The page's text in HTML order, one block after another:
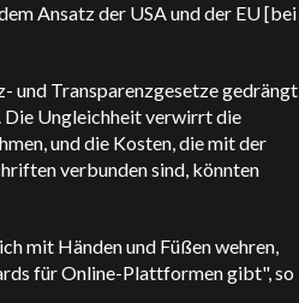
Ansatz der USA und der EU [bei
und Transparenzgesetze gedrängt
Die Ungleichheit verwirrt die
und die Kosten, die mit der
verbunden sind, könnten
mit Händen und Füßen wehren,
für Online-Plattformen gibt", so